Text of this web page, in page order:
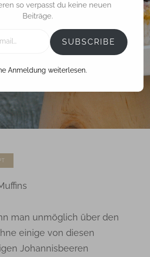
1. AUGUST 2016 TINA
man unmöglich über den
einige von diesen
Johannisbeeren
so verpasst du keine neuen
Beiträge.
SUBSCRIBE
Anmeldung weiterlesen.